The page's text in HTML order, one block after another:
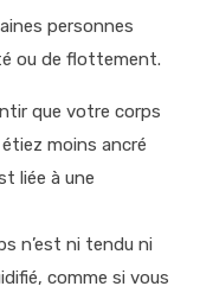
personnes
ou de flottement.
que votre corps
moins ancré
liée à une
n’est ni tendu ni
comme si vous